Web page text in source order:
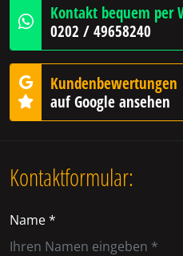
Kontakt bequem per
0202 / 49658240
Kundenbewertungen
auf Google ansehen
Kontaktformular:
Name *